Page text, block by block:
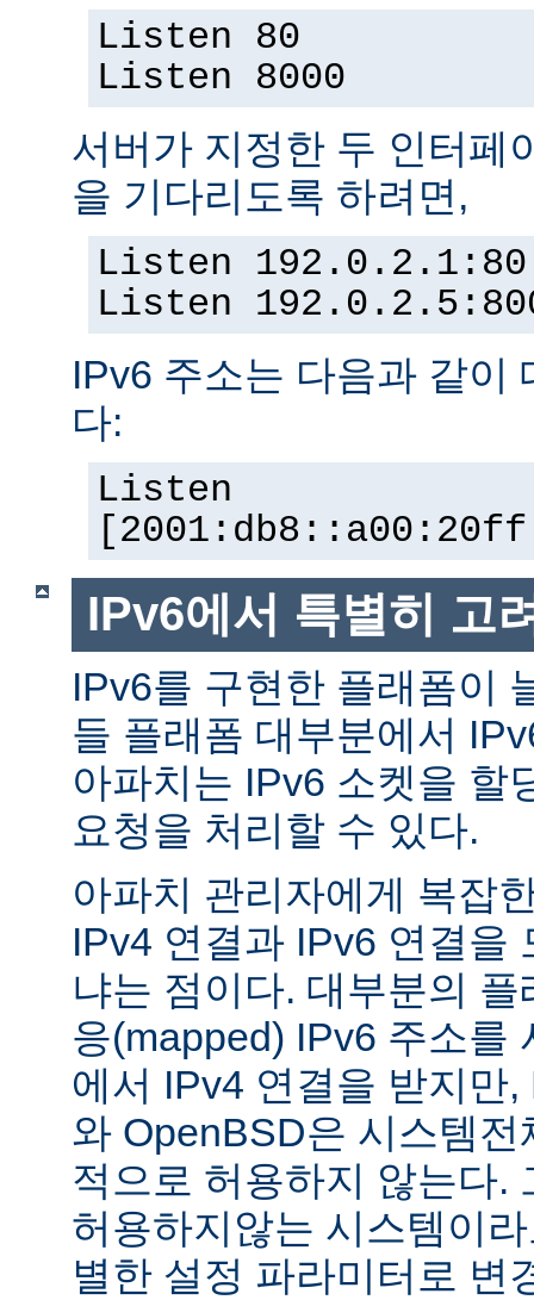
Listen 80
Listen 8000
서버가 지정한 두 인터페
을 기다리도록 하려면,
Listen 192.0.2.1:80
Listen
IPv6 주소는 다음과 같이
다:
Listen
IPv6에서 특별히 고
IPv6를 구현한 플래폼이
들 플래폼 대부분에서
아파치는 IPv6 소켓을 할
요청을 처리할 수 있다.
아파치 관리자에게 복잡
IPv4 연결과 IPv6 연결을
냐는 점이다. 대부분의
응(mapped) IPv6 주소를
에서 IPv4 연결을 받지만
와 OpenBSD은 시스템
적으로 허용하지 않는다.
허용하지않는 시스템이
별한 설정 파라미터로 변